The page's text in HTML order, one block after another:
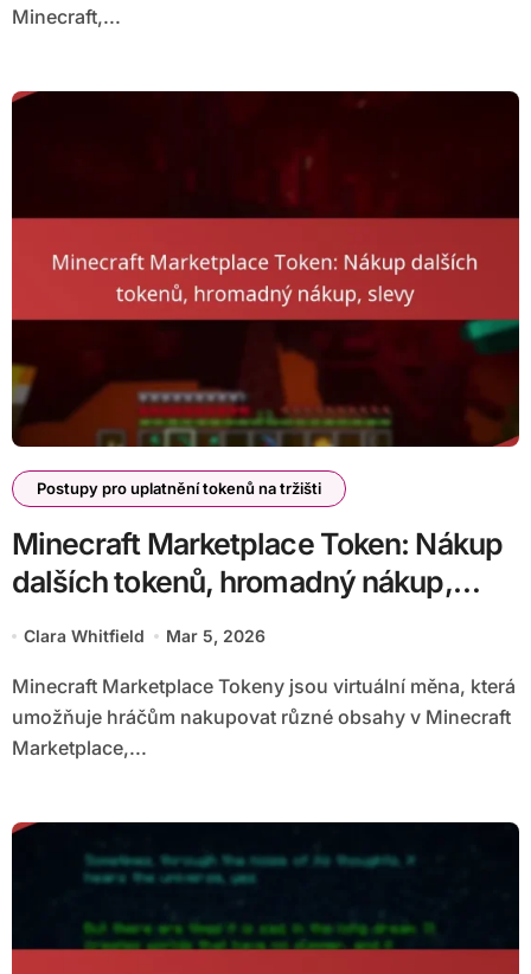
Minecraft,...
Postupy pro uplatnění tokenů na tržišti
Minecraft Marketplace Token: Nákup
dalších tokenů, hromadný nákup,
slevy
Clara Whitfield Mar 5, 2026
Minecraft Marketplace Tokeny jsou virtuální měna, která
umožňuje hráčům nakupovat různé obsahy v Minecraft
Marketplace,...